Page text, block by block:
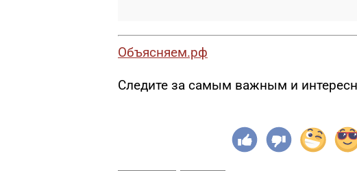
Объясняем.рф
Следите за самым важным и